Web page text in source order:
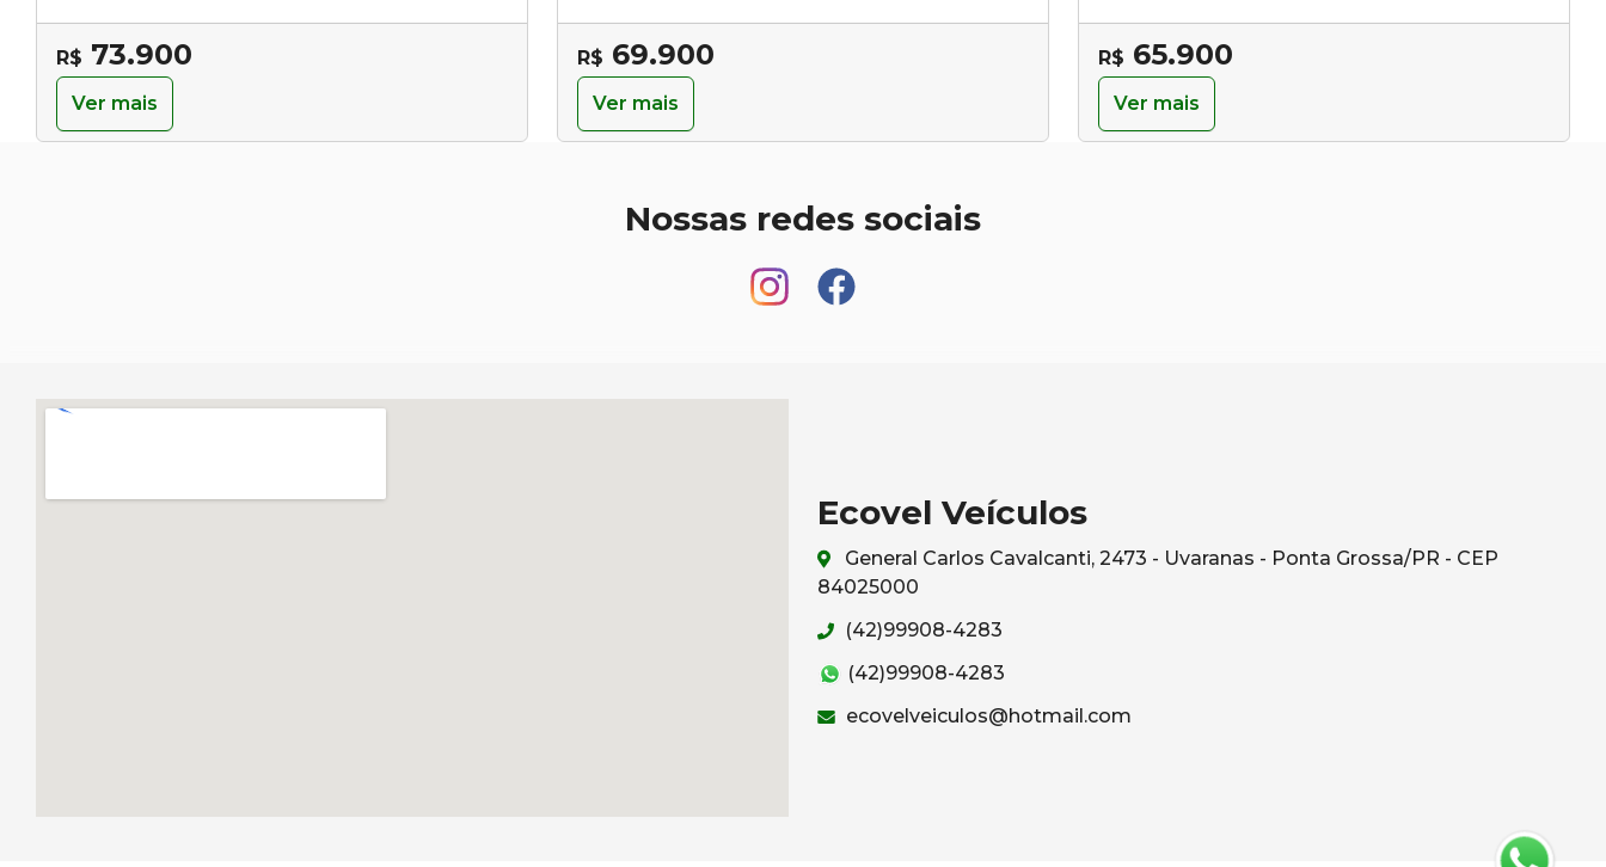
R$ 73.900
Ver mais
R$ 69.900
Ver mais
R$ 65.900
Ver mais
Nossas redes sociais
Ecovel Veículos
General Carlos Cavalcanti, 2473 - Uvaranas - Ponta Grossa/PR - CEP
84025000
(42)99908-4283
(42)99908-4283
ecovelveiculos@hotmail.com